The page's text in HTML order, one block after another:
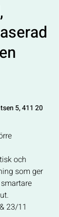
5, 411 20
och
som ger
23/11